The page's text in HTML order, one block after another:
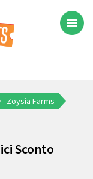
Zoysia Farms
Sconto